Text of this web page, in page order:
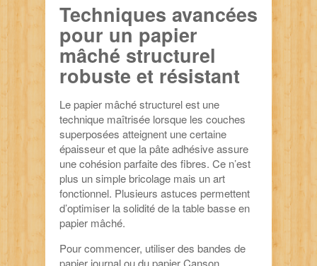
Techniques avancées
pour un papier
mâché structurel
robuste et résistant
Le papier mâché structurel est une
technique maîtrisée lorsque les couches
superposées atteignent une certaine
épaisseur et que la pâte adhésive assure
une cohésion parfaite des fibres. Ce n’est
plus un simple bricolage mais un art
fonctionnel. Plusieurs astuces permettent
d’optimiser la solidité de la table basse en
papier mâché.
Pour commencer, utiliser des bandes de
papier journal ou du papier Canson